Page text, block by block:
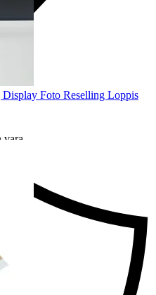
vara
Foto Reselling Loppis